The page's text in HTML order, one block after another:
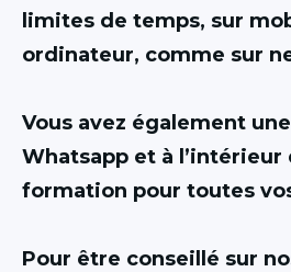
limites de temps, sur
ordinateur, comme sur
Vous avez également
Whatsapp et à l’intérieur
formation pour toutes
Pour être conseillé sur